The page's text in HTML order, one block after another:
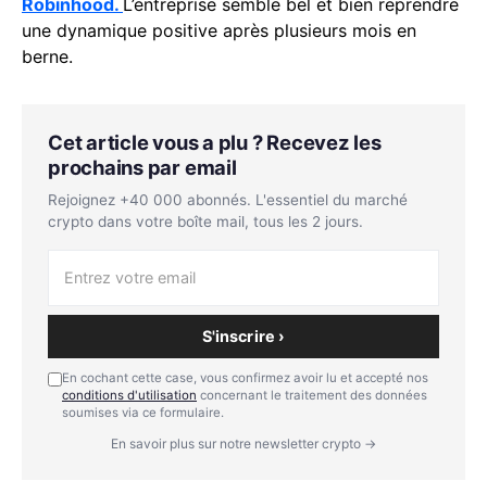
une dynamique positive après plusieurs mois en
berne.
Cet article vous a plu ? Recevez les
prochains par email
Rejoignez +40 000 abonnés. L'essentiel du marché
crypto dans votre boîte mail, tous les 2 jours.
S'inscrire ›
En cochant cette case, vous confirmez avoir lu et accepté nos
conditions d'utilisation concernant le traitement des données
soumises via ce formulaire.
En savoir plus sur notre newsletter crypto →